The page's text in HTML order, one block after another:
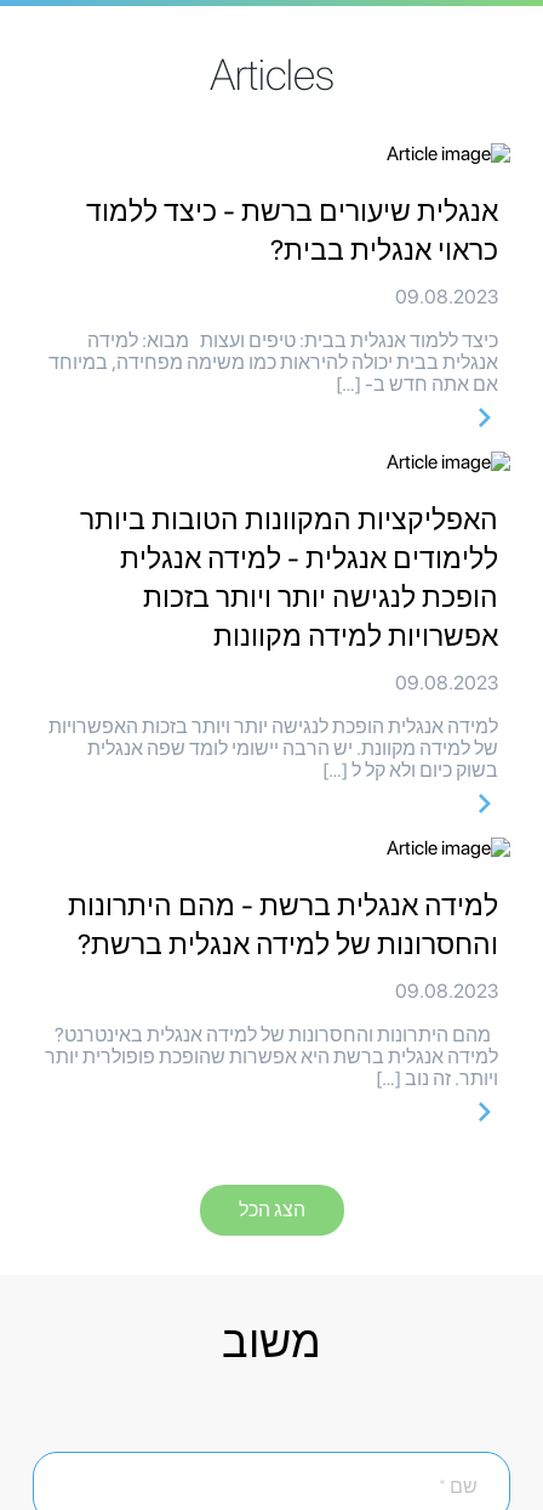
Articles
אנגלית שיעורים ברשת - כיצד ללמוד
כראוי אנגלית בבית?
09.08.2023
כיצד ללמוד אנגלית בבית: טיפים ועצות מבוא: למידה
אנגלית בבית יכולה להיראות כמו משימה מפחידה, במיוחד
אם אתה חדש ב- […]
האפליקציות המקוונות הטובות ביותר
ללימודים אנגלית - למידה אנגלית
הופכת לנגישה יותר ויותר בזכות
אפשרויות למידה מקוונות
09.08.2023
למידה אנגלית הופכת לנגישה יותר ויותר בזכות האפשרויות
של למידה מקוונת. יש הרבה יישומי לומד שפה אנגלית
בשוק כיום ולא קל ל […]
למידה אנגלית ברשת - מהם היתרונות
והחסרונות של למידה אנגלית ברשת?
09.08.2023
מהם היתרונות והחסרונות של למידה אנגלית באינטרנט?
למידה אנגלית ברשת היא אפשרות שהופכת פופולרית יותר
ויותר. זה נוב […]
הצג הכל
משוב